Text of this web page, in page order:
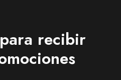
recibir